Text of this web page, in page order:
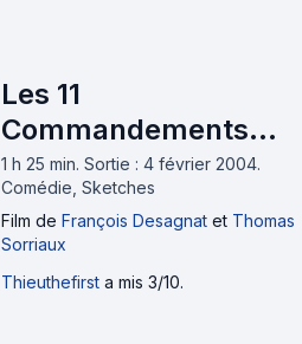
Les 11
Commandements
(2004)
1 h 25 min. Sortie : 4 février 2004.
Comédie, Sketches
Film de François Desagnat et Thomas
Sorriaux
Thieuthefirst a mis 3/10.